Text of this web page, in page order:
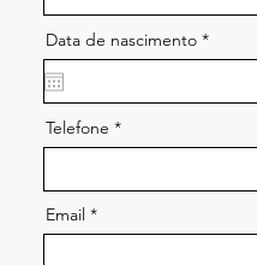
Data de nascimento *r
e
i
Telefone
Email